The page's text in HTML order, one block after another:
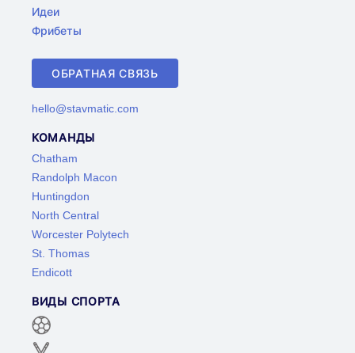
Идеи
Фрибеты
ОБРАТНАЯ СВЯЗЬ
hello@stavmatic.com
КОМАНДЫ
Chatham
Randolph Macon
Huntingdon
North Central
Worcester Polytech
St. Thomas
Endicott
ВИДЫ СПОРТА